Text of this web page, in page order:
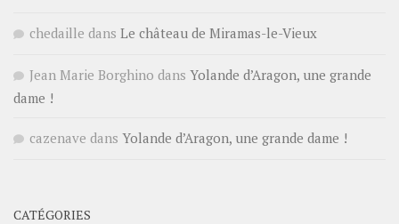
chedaille dans Le château de Miramas-le-Vieux
Jean Marie Borghino dans Yolande d’Aragon, une grande
dame !
cazenave dans Yolande d’Aragon, une grande dame !
CATÉGORIES